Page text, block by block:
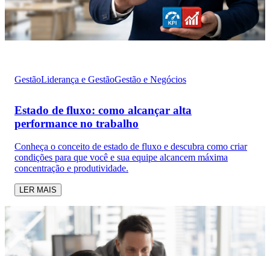
GestãoLiderança e GestãoGestão e Negócios
Estado de fluxo: como alcançar alta
performance no trabalho
Conheça o conceito de estado de fluxo e descubra como criar
condições para que você e sua equipe alcancem máxima
concentração e produtividade.
LER MAIS